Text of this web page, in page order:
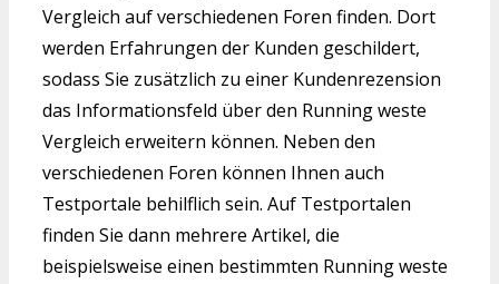
Vergleich auf verschiedenen Foren finden. Dort
werden Erfahrungen der Kunden geschildert,
sodass Sie zusätzlich zu einer Kundenrezension
das Informationsfeld über den Running weste
Vergleich erweitern können. Neben den
verschiedenen Foren können Ihnen auch
Testportale behilflich sein. Auf Testportalen
finden Sie dann mehrere Artikel, die
beispielsweise einen bestimmten Running weste